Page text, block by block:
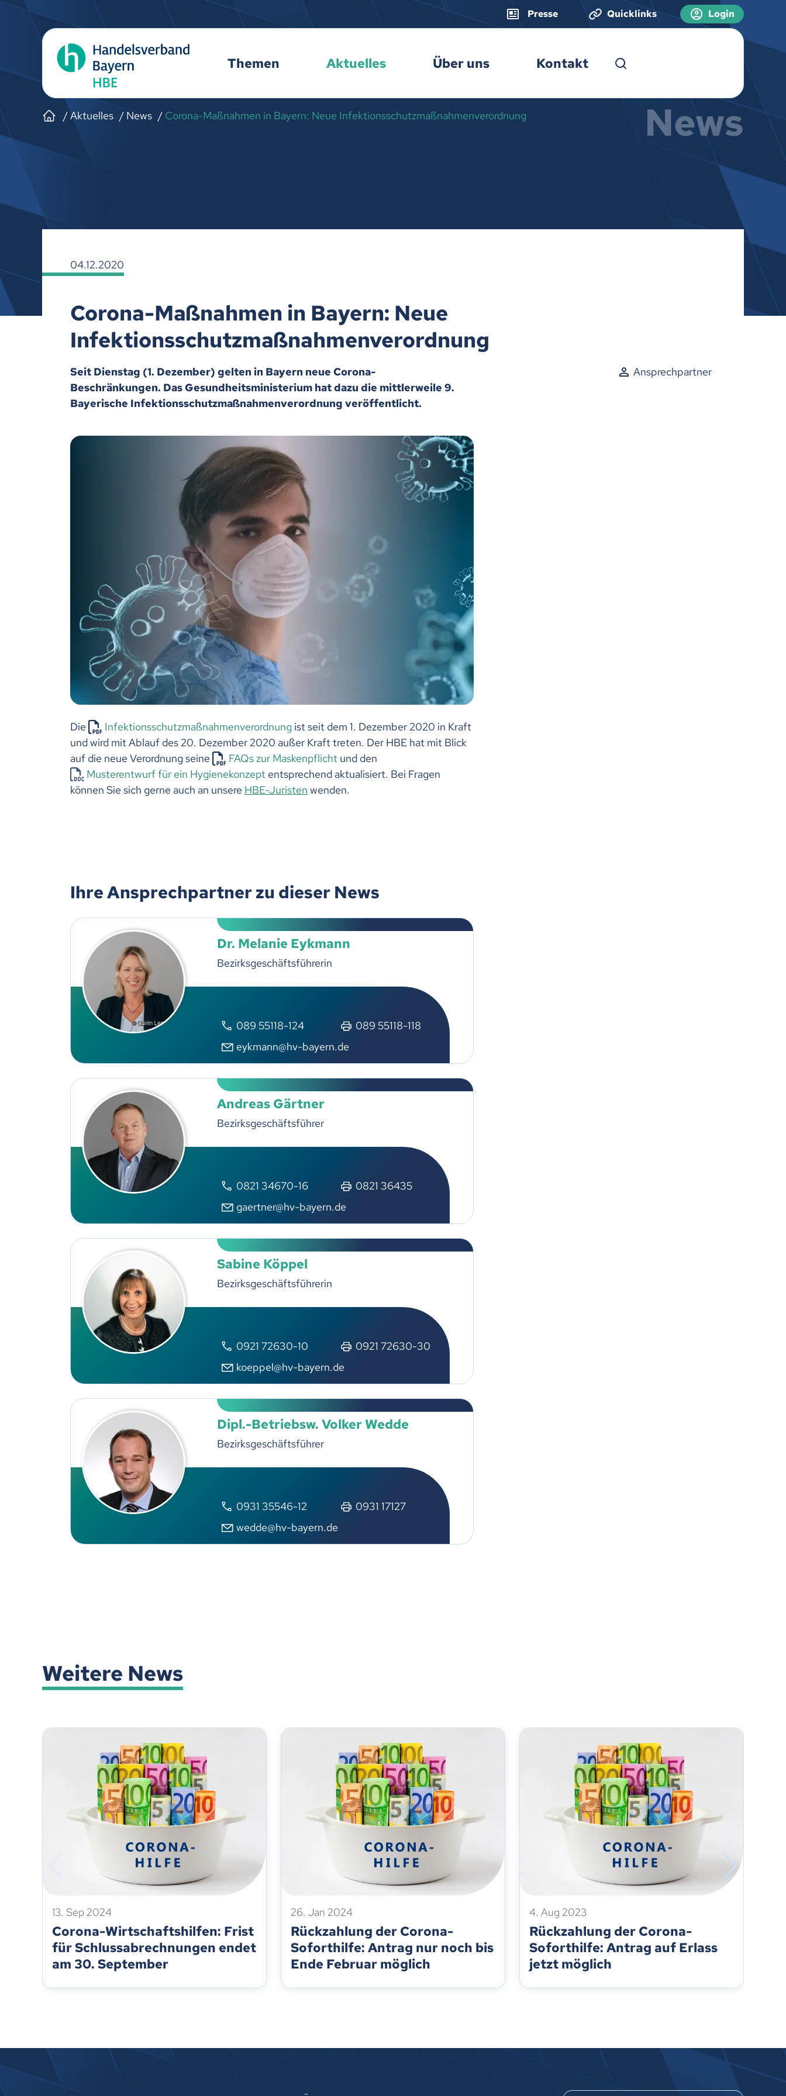
Presse Quicklinks Login
Themen Aktuelles Über uns Kontakt
Aktuelles News Corona-Maßnahmen in Bayern: Neue Infektionsschutzmaßnahmenverordnung News
04.12.2020
Corona-Maßnahmen in Bayern: Neue
Infektionsschutzmaßnahmenverordnung
Seit Dienstag (1. Dezember) gelten in Bayern neue Corona-
Beschränkungen. Das Gesundheitsministerium hat dazu die mittlerweile 9.
Bayerische Infektionsschutzmaßnahmenverordnung veröffentlicht.
Ansprechpartner
Die Infektionsschutzmaßnahmenverordnung ist seit dem 1. Dezember 2020 in Kraft
und wird mit Ablauf des 20. Dezember 2020 außer Kraft treten. Der HBE hat mit Blick
auf die neue Verordnung seine
FAQs zur Maskenpflicht und den
Musterentwurf für ein Hygienekonzept entsprechend aktualisiert. Bei Fragen
können Sie sich gerne auch an unsere HBE-Juristen wenden.
Ihre Ansprechpartner zu dieser News
Dr. Melanie Eykmann
Bezirksgeschäftsführerin
089 55118-124
089 55118-118
eykmann@hv-bayern.de
Andreas Gärtner
Bezirksgeschäftsführer
0821 34670-16
0821 36435
gaertner@hv-bayern.de
Sabine Köppel
Bezirksgeschäftsführerin
0921 72630-10
0921 72630-30
koeppel@hv-bayern.de
Dipl.-Betriebsw. Volker Wedde
Bezirksgeschäftsführer
0931 35546-12
0931 17127
wedde@hv-bayern.de
Weitere News
13. Sep 2024
Corona-Wirtschaftshilfen: Frist
für Schlussabrechnungen endet
am 30. September
26. Jan 2024
Rückzahlung der Corona-
Soforthilfe: Antrag nur noch bis
Ende Februar möglich
4. Aug 2023
Rückzahlung der Corona-
Soforthilfe: Antrag auf Erlass
jetzt möglich